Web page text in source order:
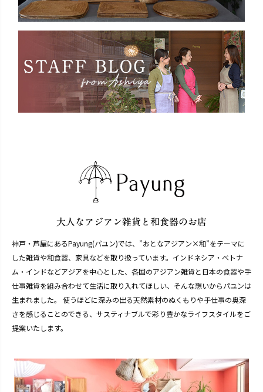
神戸・芦屋にあるPayung(パユン)では、”おとなアジアン×和”をテーマに
した雑貨や和食器、家具などを取り扱っています。インドネシア・ベトナ
ム・インドなどアジアを中心とした、各国のアジアン雑貨と日本の食器や手
仕事雑貨を組み合わせて生活に取り入れてほしい、そんな想いからパユンは
生まれました。 使うほどに深みの出る天然素材のぬくもりや手仕事の奥深
さを感じることのできる、サスティナブルで彩り豊かなライフスタイルをご
提案いたします。